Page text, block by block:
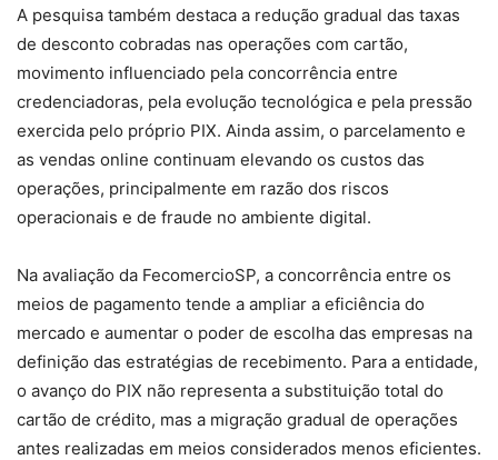
A pesquisa também destaca a redução gradual das taxas
de desconto cobradas nas operações com cartão,
movimento influenciado pela concorrência entre
credenciadoras, pela evolução tecnológica e pela pressão
exercida pelo próprio PIX. Ainda assim, o parcelamento e
as vendas online continuam elevando os custos das
operações, principalmente em razão dos riscos
operacionais e de fraude no ambiente digital.
Na avaliação da FecomercioSP, a concorrência entre os
meios de pagamento tende a ampliar a eficiência do
mercado e aumentar o poder de escolha das empresas na
definição das estratégias de recebimento. Para a entidade,
o avanço do PIX não representa a substituição total do
cartão de crédito, mas a migração gradual de operações
antes realizadas em meios considerados menos eficientes.